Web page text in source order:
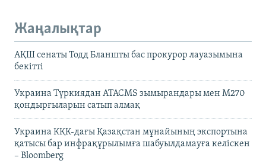
Жаңалықтар
АҚШ сенаты Тодд Бланшты бас прокурор лауазымына
бекітті
Украина Түркиядан ATACMS зымырандары мен M270
қондырғыларын сатып алмақ
Украина КҚК-дағы Қазақстан мұнайының экспортына
қатысы бар инфрақұрылымға шабуылдамауға келіскен
– Bloomberg